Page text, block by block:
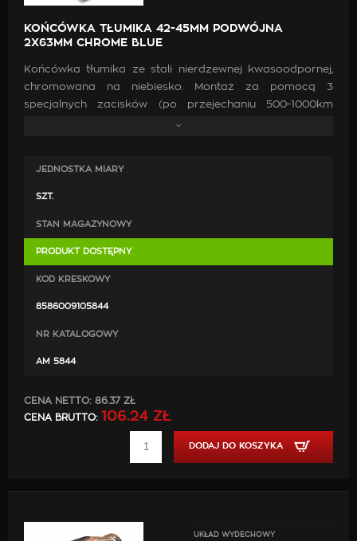
KOŃCÓWKA TŁUMIKA 42-45MM PODWÓJNA
2X63MM CHROME BLUE
Końcówka tłumika ze stali nierdzewnej kwasoodpornej,
chromowana na niebiesko. Montaż za pomocą 3
specjalnych zacisków (po przejechaniu 500-1000km
prosimy o sprawdzenie dokręcenia śrób), końcówka
JEDNOSTKA MIARY
SZT.
STAN MAGAZYNOWY
PRODUKT DOSTĘPNY
KOD KRESKOWY
8586009105844
NR KATALOGOWY
AM 5844
CENA NETTO: 86.37 ZŁ
CENA BRUTTO: 106.24 ZŁ
DODAJ DO KOSZYKA
UKŁAD WYDECHOWY